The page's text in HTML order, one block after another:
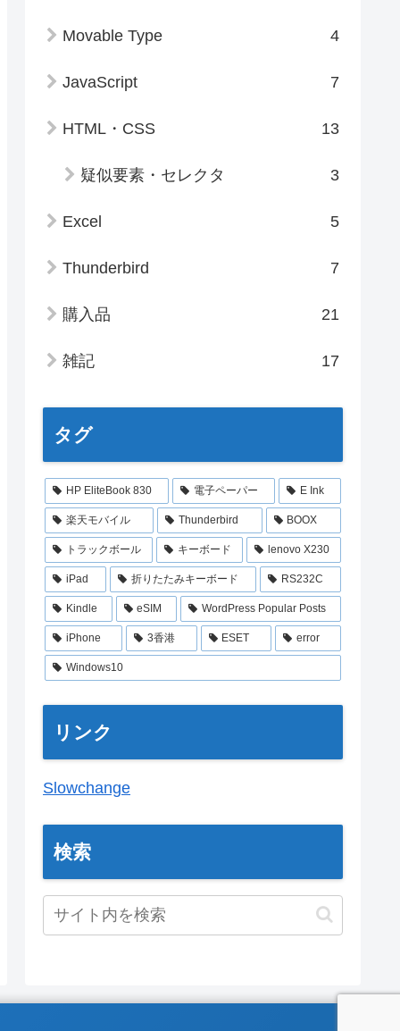
Movable Type 4
JavaScript 7
HTML・CSS 13
疑似要素・セレクタ 3
Excel 5
Thunderbird 7
購入品 21
雑記 17
タグ
HP EliteBook 830 電子ペーパー E Ink
楽天モバイル Thunderbird BOOX
トラックボール キーボード lenovo X230
iPad 折りたたみキーボード RS232C
Kindle eSIM WordPress Popular Posts
iPhone 3香港 ESET error
Windows10
リンク
Slowchange
検索